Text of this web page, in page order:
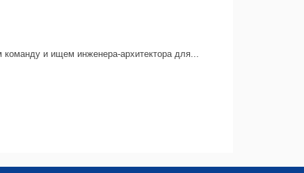
и ищем инженера-архитектора для...